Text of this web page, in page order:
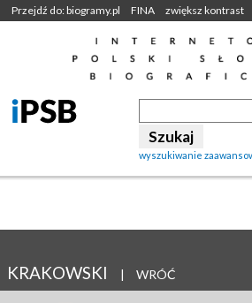
Przejdź do: biogramy.pl FINA zwiększ kontrast
wyszukiwanie
KRAKOWSKI | WRÓĆ